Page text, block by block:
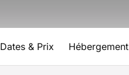
Dates & Prix Hébergement